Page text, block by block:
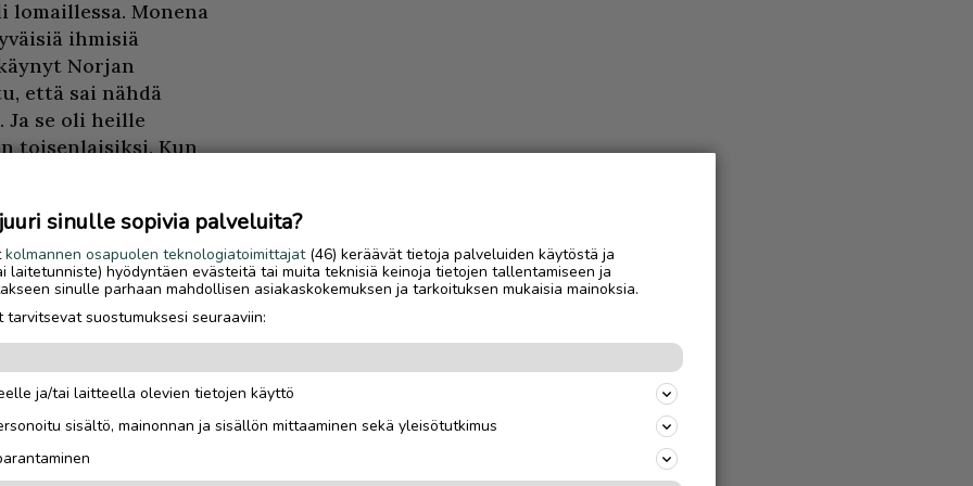
Monena
ihmisiä
Norjan
että sai nähdä
Ja se oli heille
toisenlaisiksi. Kun
Jäämeren
Sehän oli
Utsjoen
haastattelin etelän
meistä
ympäristöön, että
ja hekin ovat
muuttunut.
Luetuimmat
Saariselälle – viisi
sinulle sopivia palveluita?
kolmannen osapuolen teknologiatoimittajat(46) keräävät tietoja palveluiden käytöstä ja
laitetunniste) hyödyntäen evästeitä tai muita teknisiä keinoja tietojen tallentamiseen ja
sinulle parhaan mahdollisen asiakaskokemuksen ja tarkoituksen mukaisia mainoksia.
suostumuksesi seuraaviin:
ja/tai laitteella olevien tietojen käyttö
sisältö, mainonnan ja sisällön mittaaminen sekä yleisötutkimus